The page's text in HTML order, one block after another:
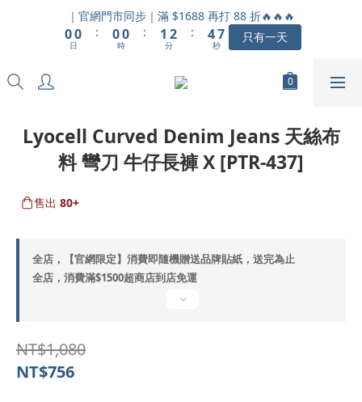
｜官網門市同步｜滿 $1688 再打 88 折🔥🔥🔥
0
1
0
日
:
1
0
1
0
時
:
2
1
0
3
2
1
分
:
5
4
3
8
7
6
1
0
秒
只有一天
Lyocell Curved Denim Jeans 天絲布
料 彎刀 牛仔長褲 X [PTR-437]
售出 80+
全店，【官網限定】消費即隨機贈送品牌貼紙，送完為止
全店，消費滿$1500超商店到店免運
NT$1,080
NT$756